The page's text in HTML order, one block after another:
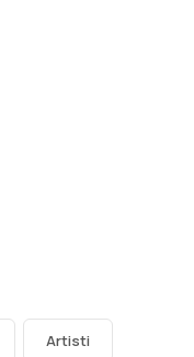
Artisti